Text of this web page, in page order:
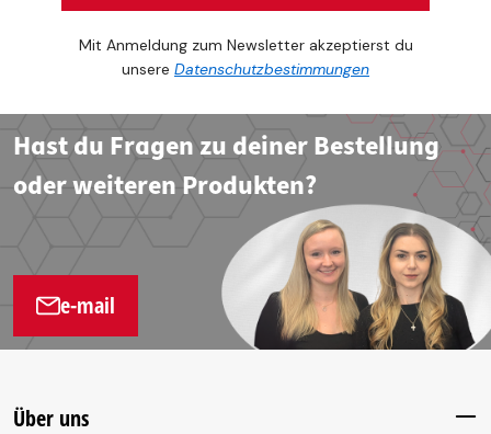
Mit Anmeldung zum Newsletter akzeptierst du
unsere Datenschutzbestimmungen
Hast du Fragen zu deiner Bestellung
oder weiteren Produkten?
e-mail
Über uns